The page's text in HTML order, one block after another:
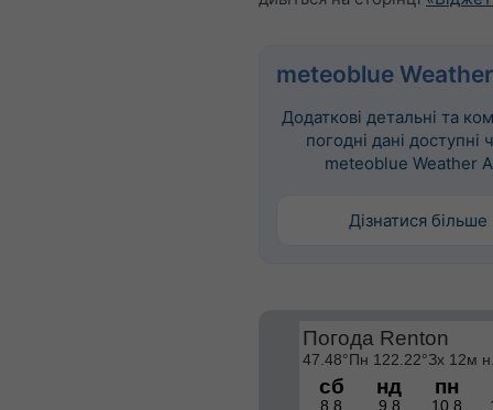
meteoblue
Додаткові детальні та
погодні дані доступні
meteoblue Weather
Дізнатися більше